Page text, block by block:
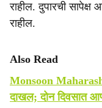
राहील. दुपारची
राहील.
Also Read
Monsoon
दाखल; दोन दिवसात